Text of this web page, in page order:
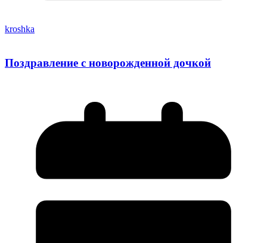
kroshka
Поздравление с новорожденной дочкой